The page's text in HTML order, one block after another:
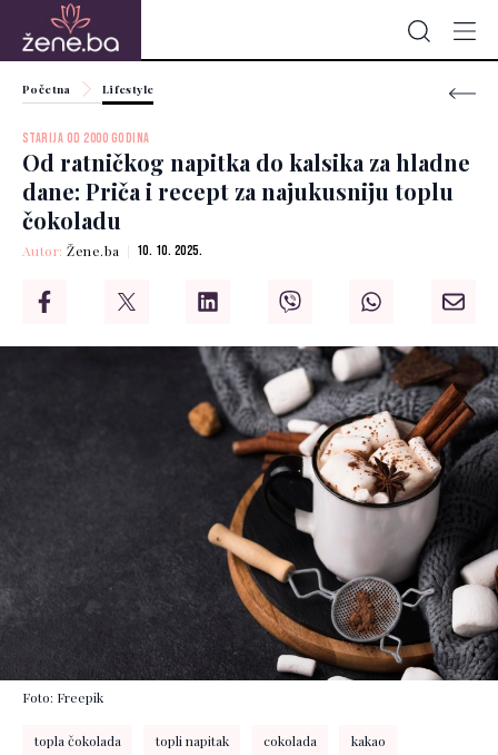
Početna Lifestyle
STARIJA OD 2000 GODINA
Od ratničkog napitka do kalsika za hladne
dane: Priča i recept za najukusniju toplu
čokoladu
Autor:Žene.ba 10. 10. 2025.
Foto: Freepik
topla čokolada topli napitak cokolada kakao